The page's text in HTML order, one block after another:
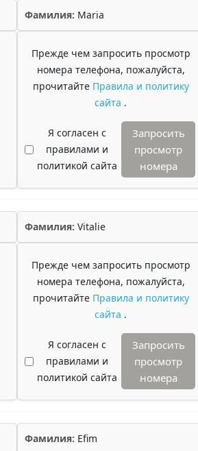
Фамилия: Maria
Прежде чем запросить просмотр
номера телефона, пожалуйста,
прочитайте Правила и политику
сайта .
Я согласен с
правилами и
политикой сайта
Запросить
просмотр
номера
Фамилия: Vitalie
Прежде чем запросить просмотр
номера телефона, пожалуйста,
прочитайте Правила и политику
сайта .
Я согласен с
правилами и
политикой сайта
Запросить
просмотр
номера
Фамилия: Efim